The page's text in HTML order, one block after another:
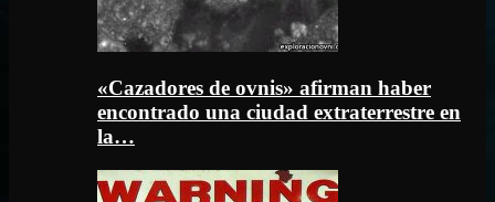
«Cazadores de ovnis» afirman haber
encontrado una ciudad extraterrestre en
la…